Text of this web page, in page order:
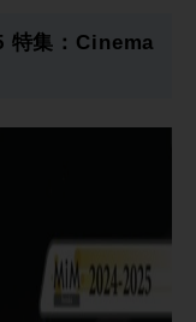
特集：Cinema